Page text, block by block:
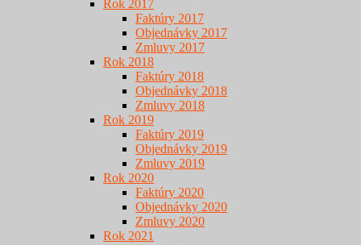
Rok 2017
Faktúry 2017
Objednávky 2017
Zmluvy 2017
Rok 2018
Faktúry 2018
Objednávky 2018
Zmluvy 2018
Rok 2019
Faktúry 2019
Objednávky 2019
Zmluvy 2019
Rok 2020
Faktúry 2020
Objednávky 2020
Zmluvy 2020
Rok 2021